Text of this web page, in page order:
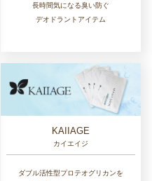
長時間気になる臭い防ぐ
デオドラントアイテム
KAIIAGE
カイエイジ
ダブル活性型プロテオグリカンを